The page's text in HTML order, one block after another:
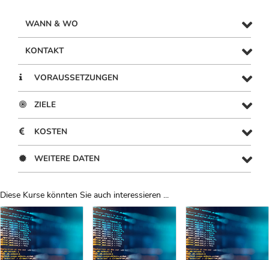
WANN & WO
KONTAKT
VORAUSSETZUNGEN
ZIELE
KOSTEN
WEITERE DATEN
Diese Kurse könnten Sie auch interessieren ...
Uber Weiterbildungsvorschläge